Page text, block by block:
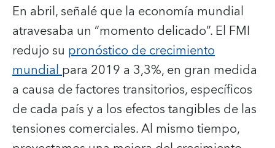
En abril, señalé que la economía mundial
atravesaba un “momento delicado”. El FMI
redujo su pronóstico de crecimiento
mundialpara 2019 a 3,3%, en gran medida
a causa de factores transitorios, específicos
de cada país y a los efectos tangibles de las
tensiones comerciales. Al mismo tiempo,